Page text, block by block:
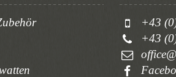
+43
+43